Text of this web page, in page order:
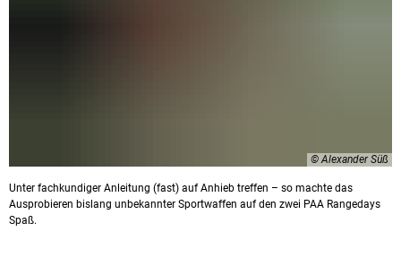
© Alexander Süß
Unter fachkundiger Anleitung (fast) auf Anhieb treffen – so machte das
Ausprobieren bislang unbekannter Sportwaffen auf den zwei PAA Rangedays
Spaß.